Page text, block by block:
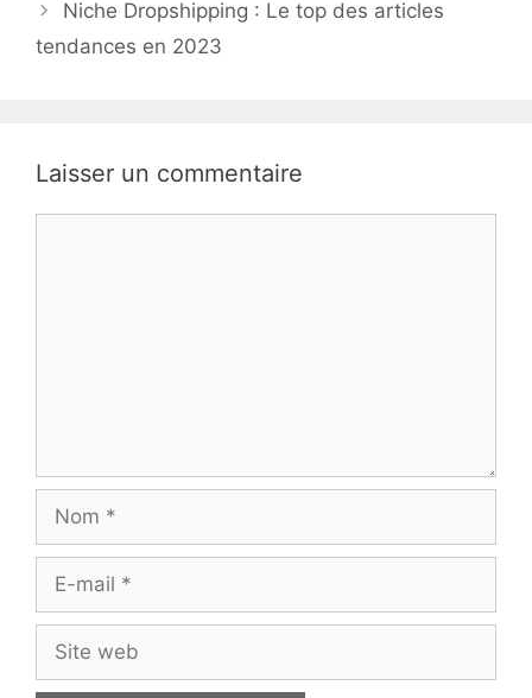
Niche Dropshipping : Le top des articles
tendances en 2023
Laisser un commentaire
Nom
Site
web